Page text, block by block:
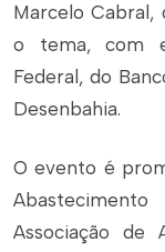
Marcelo Cabral,
o tema, com
Federal, do
Desenbahia.
O evento é
Associação de